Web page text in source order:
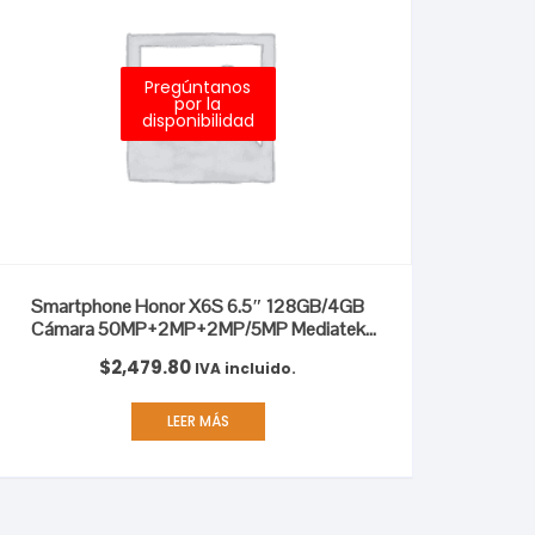
Pregúntanos
por la
disponibilidad
Smartphone Honor X6S 6.5″ 128GB/4GB
Cámara 50MP+2MP+2MP/5MP Mediatek
$2,479.80 IVA incluido.
LEER MÁS